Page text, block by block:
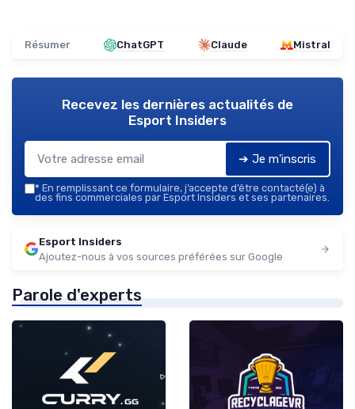
Résumer ChatGPT Claude Mistral
Recevez les dernières actualités de
Esport Insiders
➔ Je m'inscris
* En remplissant ce formulaire, j’accepte d’être contacté(e) à
des fins commerciales par Esport Insiders et ses partenaires.
Esport Insiders
Ajoutez-nous à vos sources préférées sur Google
Parole d'experts